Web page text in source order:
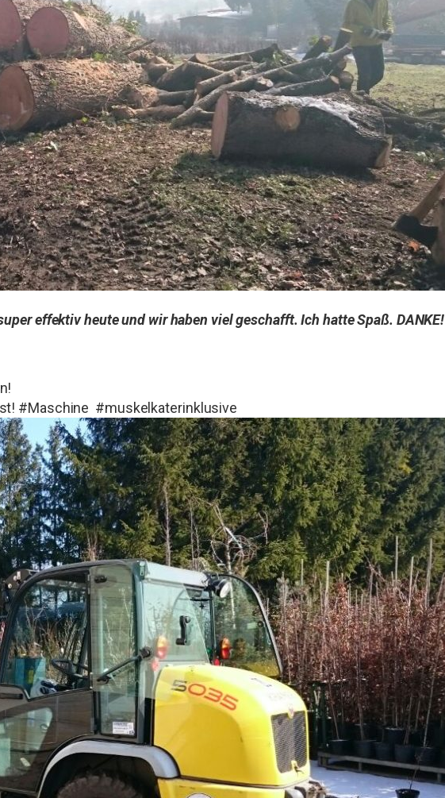
effektiv heute und wir haben viel geschafft. Ich hatte Spaß. DANKE!
#Maschine #muskelkaterinklusive